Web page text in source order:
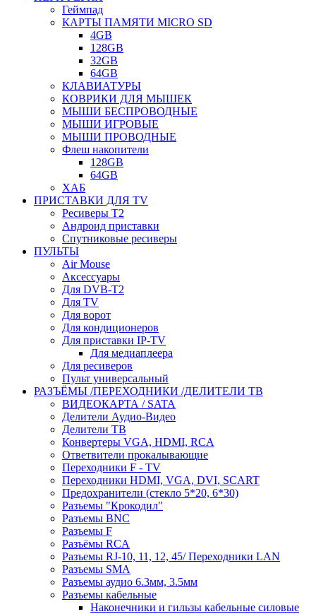
Геймпад
КАРТЫ ПАМЯТИ MICRO SD
4GB
128GB
32GB
64GB
КЛАВИАТУРЫ
КОВРИКИ ДЛЯ МЫШЕК
МЫШИ БЕСПРОВОДНЫЕ
МЫШИ ИГРОВЫЕ
МЫШИ ПРОВОДНЫЕ
Флеш накопители
128GB
64GB
ХАБ
ПРИСТАВКИ ДЛЯ TV
Ресиверы Т2
Андроид приставки
Спутниковые ресиверы
ПУЛЬТЫ
Air Mouse
Аксессуары
Для DVB-T2
Для TV
Для ворот
Для кондиционеров
Для приставки IP-TV
Для медиаплеера
Для ресиверов
Пульт универсальный
РАЗЪЁМЫ /ПЕРЕХОДНИКИ /ДЕЛИТЕЛИ ТВ
ВИДЕОКАРТА / SATA
Делители Аудио-Видео
Делители ТВ
Конвертеры VGA, HDMI, RCA
Ответвители прокалывающие
Переходники F - TV
Переходники HDMI, VGA, DVI, SCART
Предохранители (стекло 5*20, 6*30)
Разъемы "Крокодил"
Разъемы BNC
Разъемы F
Разъёмы RCA
Разъемы RJ-10, 11, 12, 45/ Переходники LAN
Разъемы SMA
Разъемы аудио 6.3мм, 3.5мм
Разъемы кабельные
Наконечники и гильзы кабельные силовые